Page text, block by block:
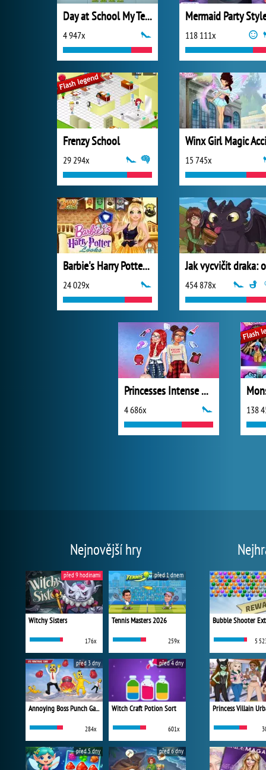
Day at School My Teacher Game
4 947x
Mermaid Party
118 111x
Frenzy School
29 294x 15 745x
Barbie's Harry Potter Looks
24 029x 454 878x
Princesses Intense School Cleanup
4 686x 138
Nejnovější hry
Witchy Sisters
176x
před 9 hodinami
Tennis Masters 2026
259x
před 1 dnem
Annoying Boss Punch Game
284x
před 3 dny
Witch Craft Potion Sort
601x
před 4 dny
před 5 dny před 6 dny
Bubble Shooter
5